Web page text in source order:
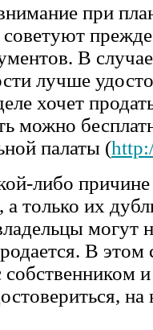
при
прежде
В
лучше
хочет
можно
палаты (
либо
только их
могут
В этом
на